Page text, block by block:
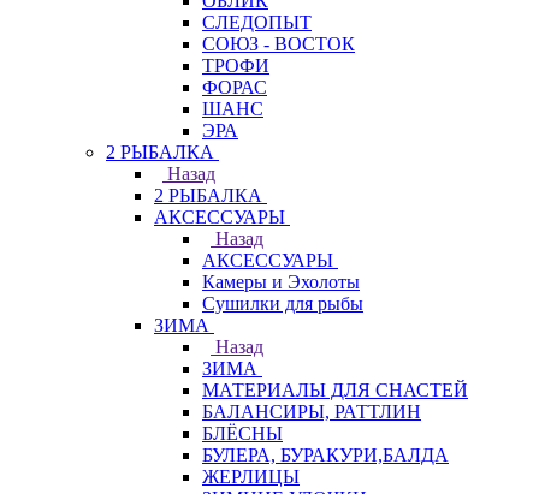
СЛЕДОПЫТ
СОЮЗ - ВОСТОК
ТРОФИ
ФОРАС
ШАНС
ЭРА
2 РЫБАЛКА
Назад
2 РЫБАЛКА
АКСЕССУАРЫ
Назад
АКСЕССУАРЫ
Камеры и Эхолоты
Сушилки для рыбы
ЗИМА
Назад
ЗИМА
МАТЕРИАЛЫ ДЛЯ СНАСТЕЙ
БАЛАНСИРЫ, РАТТЛИН
БЛЁСНЫ
БУЛЕРА, БУРАКУРИ,БАЛДА
ЖЕРЛИЦЫ